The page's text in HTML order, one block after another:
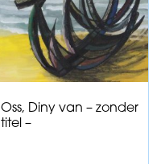
Oss, Diny van – zonder
titel –